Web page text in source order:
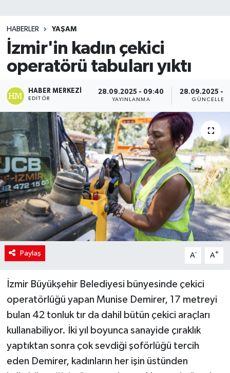
HABERLER YAŞAM
İzmir'in kadın çekici
operatörü tabuları yıktı
HABER MERKEZI
EDITÖR
28.09.2025 - 09:40
YAYINLANMA
28.09.2025 -
Paylaş A- A+
İzmir Büyükşehir Belediyesi bünyesinde çekici
operatörlüğü yapan Munise Demirer, 17 metreyi
bulan 42 tonluk tır da dahil bütün çekici araçları
kullanabiliyor. İki yıl boyunca sanayide çıraklık
yaptıktan sonra çok sevdiği şoförlüğü tercih
eden Demirer, kadınların her işin üstünden
Teknoloji
TRABZON
TRABZONSPOR
Yaşam